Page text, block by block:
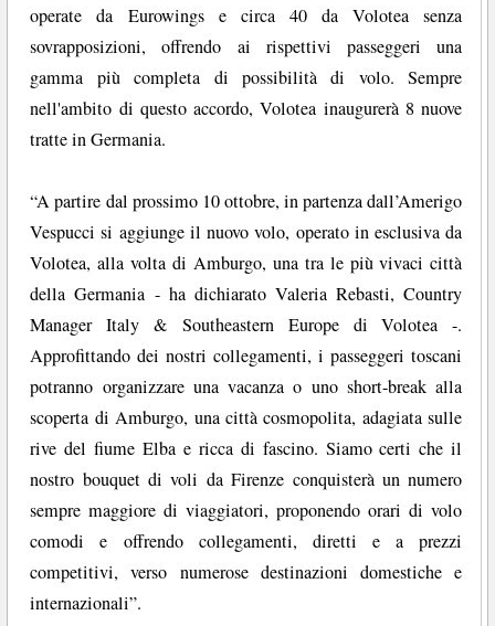
operate da Eurowings e circa 40 da Volotea senza
sovrapposizioni, offrendo ai rispettivi passeggeri una
gamma più completa di possibilità di volo. Sempre
nell'ambito di questo accordo, Volotea inaugurerà 8 nuove
tratte in Germania.
“A partire dal prossimo 10 ottobre, in partenza dall’Amerigo
Vespucci si aggiunge il nuovo volo, operato in esclusiva da
Volotea, alla volta di Amburgo, una tra le più vivaci città
della Germania - ha dichiarato Valeria Rebasti, Country
Manager Italy & Southeastern Europe di Volotea -.
Approfittando dei nostri collegamenti, i passeggeri toscani
potranno organizzare una vacanza o uno short-break alla
scoperta di Amburgo, una città cosmopolita, adagiata sulle
rive del fiume Elba e ricca di fascino. Siamo certi che il
nostro bouquet di voli da Firenze conquisterà un numero
sempre maggiore di viaggiatori, proponendo orari di volo
comodi e offrendo collegamenti, diretti e a prezzi
competitivi, verso numerose destinazioni domestiche e
internazionali”.